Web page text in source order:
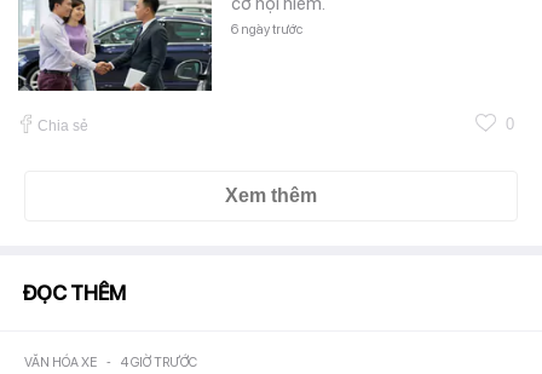
6 ngày trước
Chia sẻ 0
Xem thêm
ĐỌC THÊM
VĂN HÓA XE - 4 GIỜ TRƯỚC